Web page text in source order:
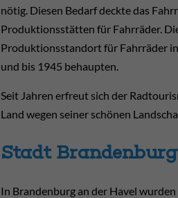
nötig. Diesen Bedarf deckte das
Produktionsstätten für Fahrräder.
Produktionsstandort für Fahrräder
und bis 1945 behaupten.
Seit Jahren erfreut sich der
Land wegen seiner schönen
Stadt
In Brandenburg an der Havel